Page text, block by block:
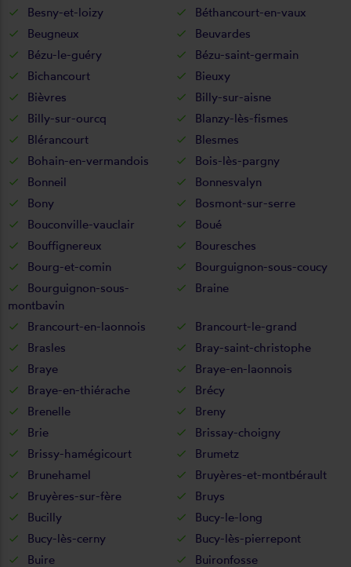
Besny-et-loizy
Béthancourt-en-vaux
Beugneux
Beuvardes
Bézu-le-guéry
Bézu-saint-germain
Bichancourt
Bieuxy
Bièvres
Billy-sur-aisne
Billy-sur-ourcq
Blanzy-lès-fismes
Blérancourt
Blesmes
Bohain-en-vermandois
Bois-lès-pargny
Bonneil
Bonnesvalyn
Bony
Bosmont-sur-serre
Bouconville-vauclair
Boué
Bouffignereux
Bouresches
Bourg-et-comin
Bourguignon-sous-coucy
Bourguignon-sous-
montbavin
Braine
Brancourt-en-laonnois
Brancourt-le-grand
Brasles
Bray-saint-christophe
Braye
Braye-en-laonnois
Braye-en-thiérache
Brécy
Brenelle
Breny
Brie
Brissay-choigny
Brissy-hamégicourt
Brumetz
Brunehamel
Bruyères-et-montbérault
Bruyères-sur-fère
Bruys
Bucilly
Bucy-le-long
Bucy-lès-cerny
Bucy-lès-pierrepont
Buire
Buironfosse